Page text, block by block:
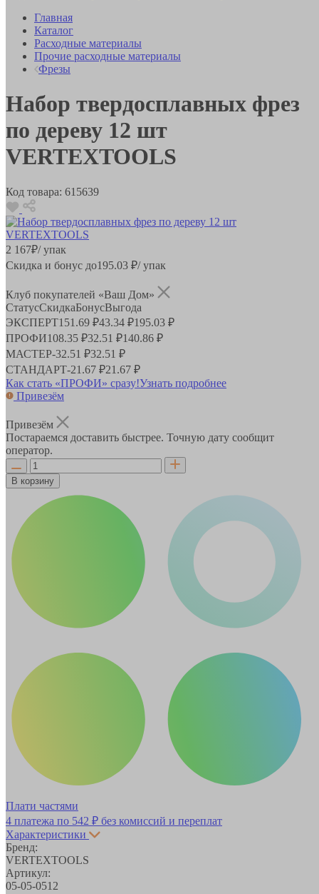
Главная
Каталог
Расходные материалы
Прочие расходные материалы
Фрезы
Набор твердосплавных фрез
по дереву 12 шт
VERTEXTOOLS
Код товара: 615639
2 167₽/ упак
Скидка и бонус до195.03 ₽/ упак
Клуб покупателей «Ваш Дом»
СтатусСкидкаБонусВыгода
ЭКСПЕРТ151.69 ₽43.34 ₽195.03 ₽
ПРОФИ108.35 ₽32.51 ₽140.86 ₽
МАСТЕР-32.51 ₽32.51 ₽
СТАНДАРТ-21.67 ₽21.67 ₽
Как стать «ПРОФИ» сразу!Узнать подробнее
Привезём
Привезём
Постараемся доставить быстрее. Точную дату сообщит
оператор.
В корзину
Плати частями
4 платежа по 542 ₽ без комиссий и переплат
Характеристики
Бренд:
VERTEXTOOLS
Артикул:
05-05-0512